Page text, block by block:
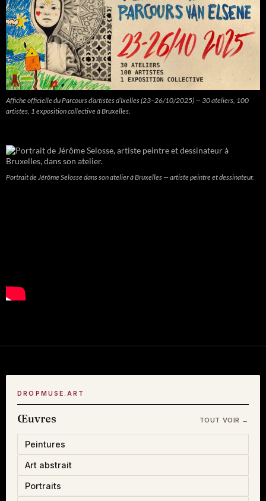
Affiche officielle du Parcours d’artistes d’Ixelles (23–26/10/2025) — 30 ateliers, 100
artistes, 1 exposition collective à Bruxelles.
Portrait de Jérôme Selosse dans son atelier à Bruxelles — artiste peintre et dessinateur.
DROPMUSE.ART
Œuvres TOUT VOIR →
Peintures
Art abstrait
Portraits